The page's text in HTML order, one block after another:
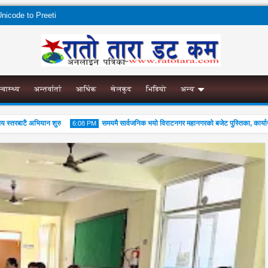
to Preeti
अन्तर्वार्ता आर्थिक खेलकुद भिडियो अन्य
अभियान शुरु 6:08 PM
04
समयमै सार्वजनिक भयो विराटनगर महानगरको बजेट पुस्तिका,